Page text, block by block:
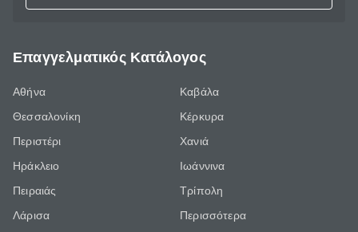
Επαγγελματικός Κατάλογος
Αθήνα
Θεσσαλονίκη
Περιστέρι
Ηράκλειο
Πειραιάς
Λάρισα
Καβάλα
Κέρκυρα
Χανιά
Ιωάννινα
Τρίπολη
Περισσότερα